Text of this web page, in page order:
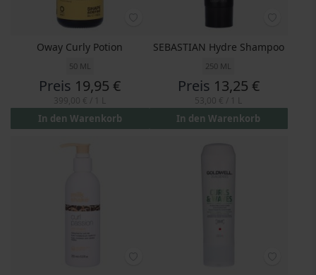
Oway Curly Potion
50 ML
Preis 19,95 €
In den Warenkorb
SEBASTIAN Hydre Shampoo
250 ML
Preis 13,25 €
In den Warenkorb